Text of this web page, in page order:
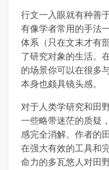
行文一入眼就有种善
有像学者常用的手法
体系（只在文末才有
了研究对象的生活。
的场景你可以在很多
本身也颇具镜头感。
对于人类学研究和田
一些略带迷茫的质疑
感完全消解。作者的
在强大有效的工具和
命力的多瓦悠人对田